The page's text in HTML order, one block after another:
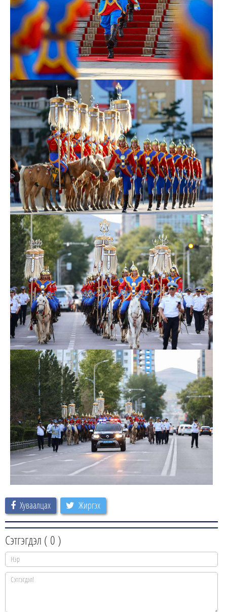
Хуваалцах Жиргэх
Сэтгэгдэл ( 0 )